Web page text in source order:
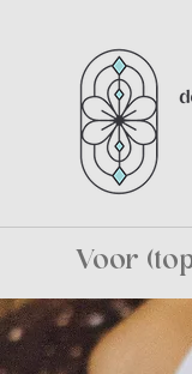
Voor